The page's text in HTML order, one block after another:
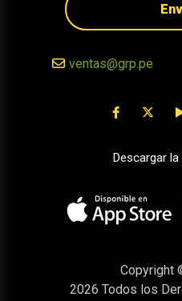
ventas@grp.pe
Descargar la
Copyright
2026 Todos los